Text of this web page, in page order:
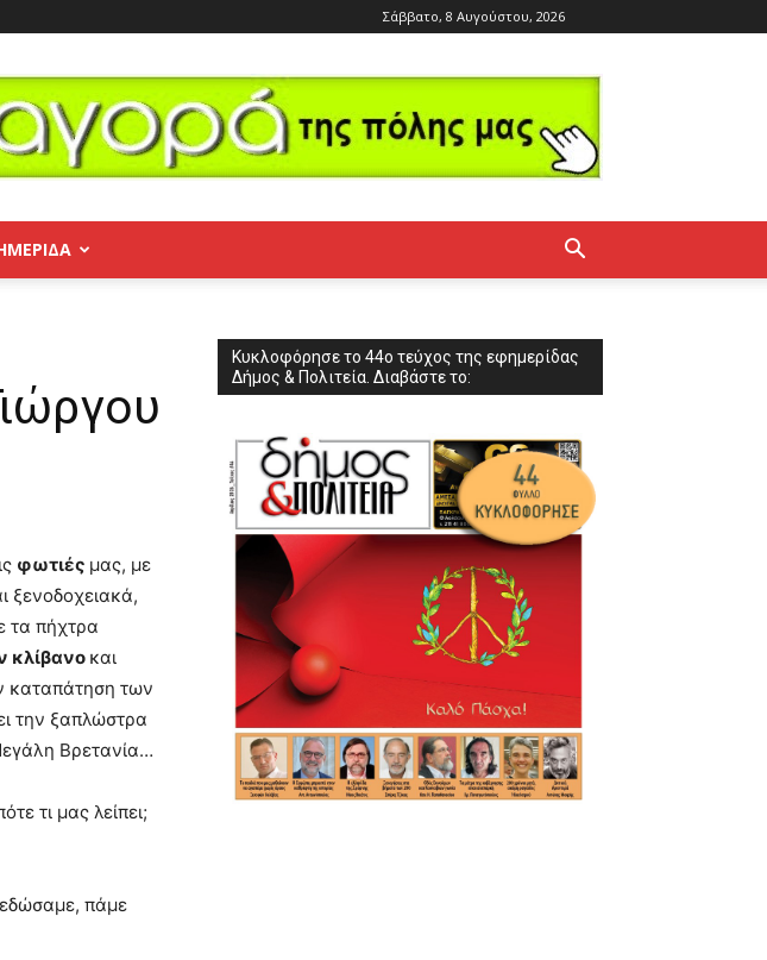
Σάββατο, 8 Αυγούστου, 2026
φωτιές μας, με
ξενοδοχειακά,
τα πήχτρα
κλίβανο και
καταπάτηση των
την ξαπλώστρα
Βρετανία…
τι μας λείπει;
πάμε
Κυκλοφόρησε το 44ο τεύχος της εφημερίδας
Δήμος & Πολιτεία. Διαβάστε το: